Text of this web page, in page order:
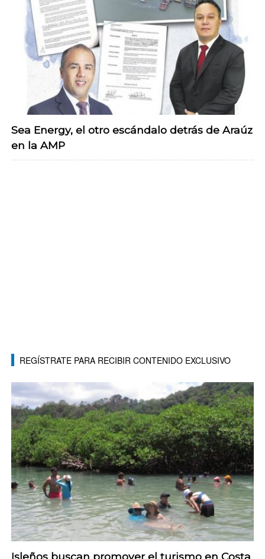
Sea Energy, el otro escándalo detrás de Araúz
en la AMP
REGÍSTRATE PARA RECIBIR CONTENIDO EXCLUSIVO
Isleños buscan promover el turismo en Costa